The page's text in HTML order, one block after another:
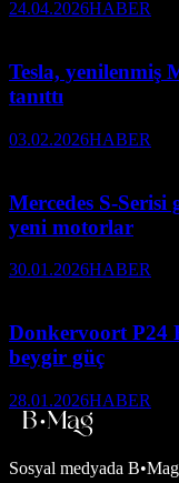
24.04.2026HABER
Tesla, yenilenmiş
tanıttı
03.02.2026HABER
Mercedes S-
yeni motorlar
30.01.2026HABER
Donkervoort P24
beygir güç
28.01.2026HABER
Sosyal medyada